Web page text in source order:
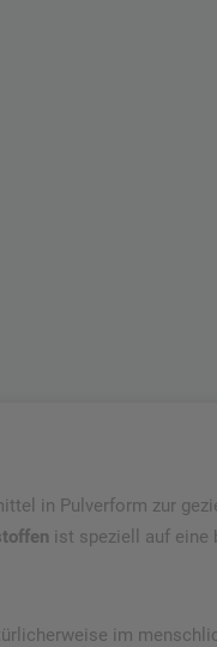
in Pulverform zur
ist speziell auf eine
im